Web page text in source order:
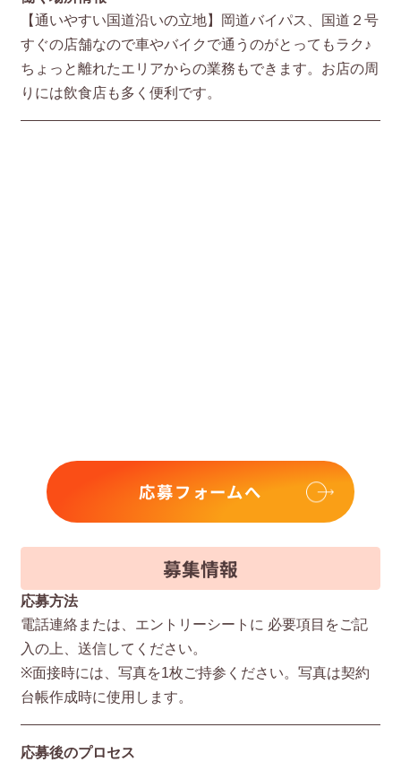
【通いやすい国道沿いの立地】岡道バイパス、国道２号
すぐの店舗なので車やバイクで通うのがとってもラク♪
ちょっと離れたエリアからの業務もできます。お店の周
りには飲食店も多く便利です。
応募フォームへ
募集情報
応募方法
電話連絡または、エントリーシートに 必要項⽬をご記
⼊の上、送信してください。
※⾯接時には、写真を1枚ご持参ください。写真は契約
台帳作成時に使⽤します。
応募後のプロセス